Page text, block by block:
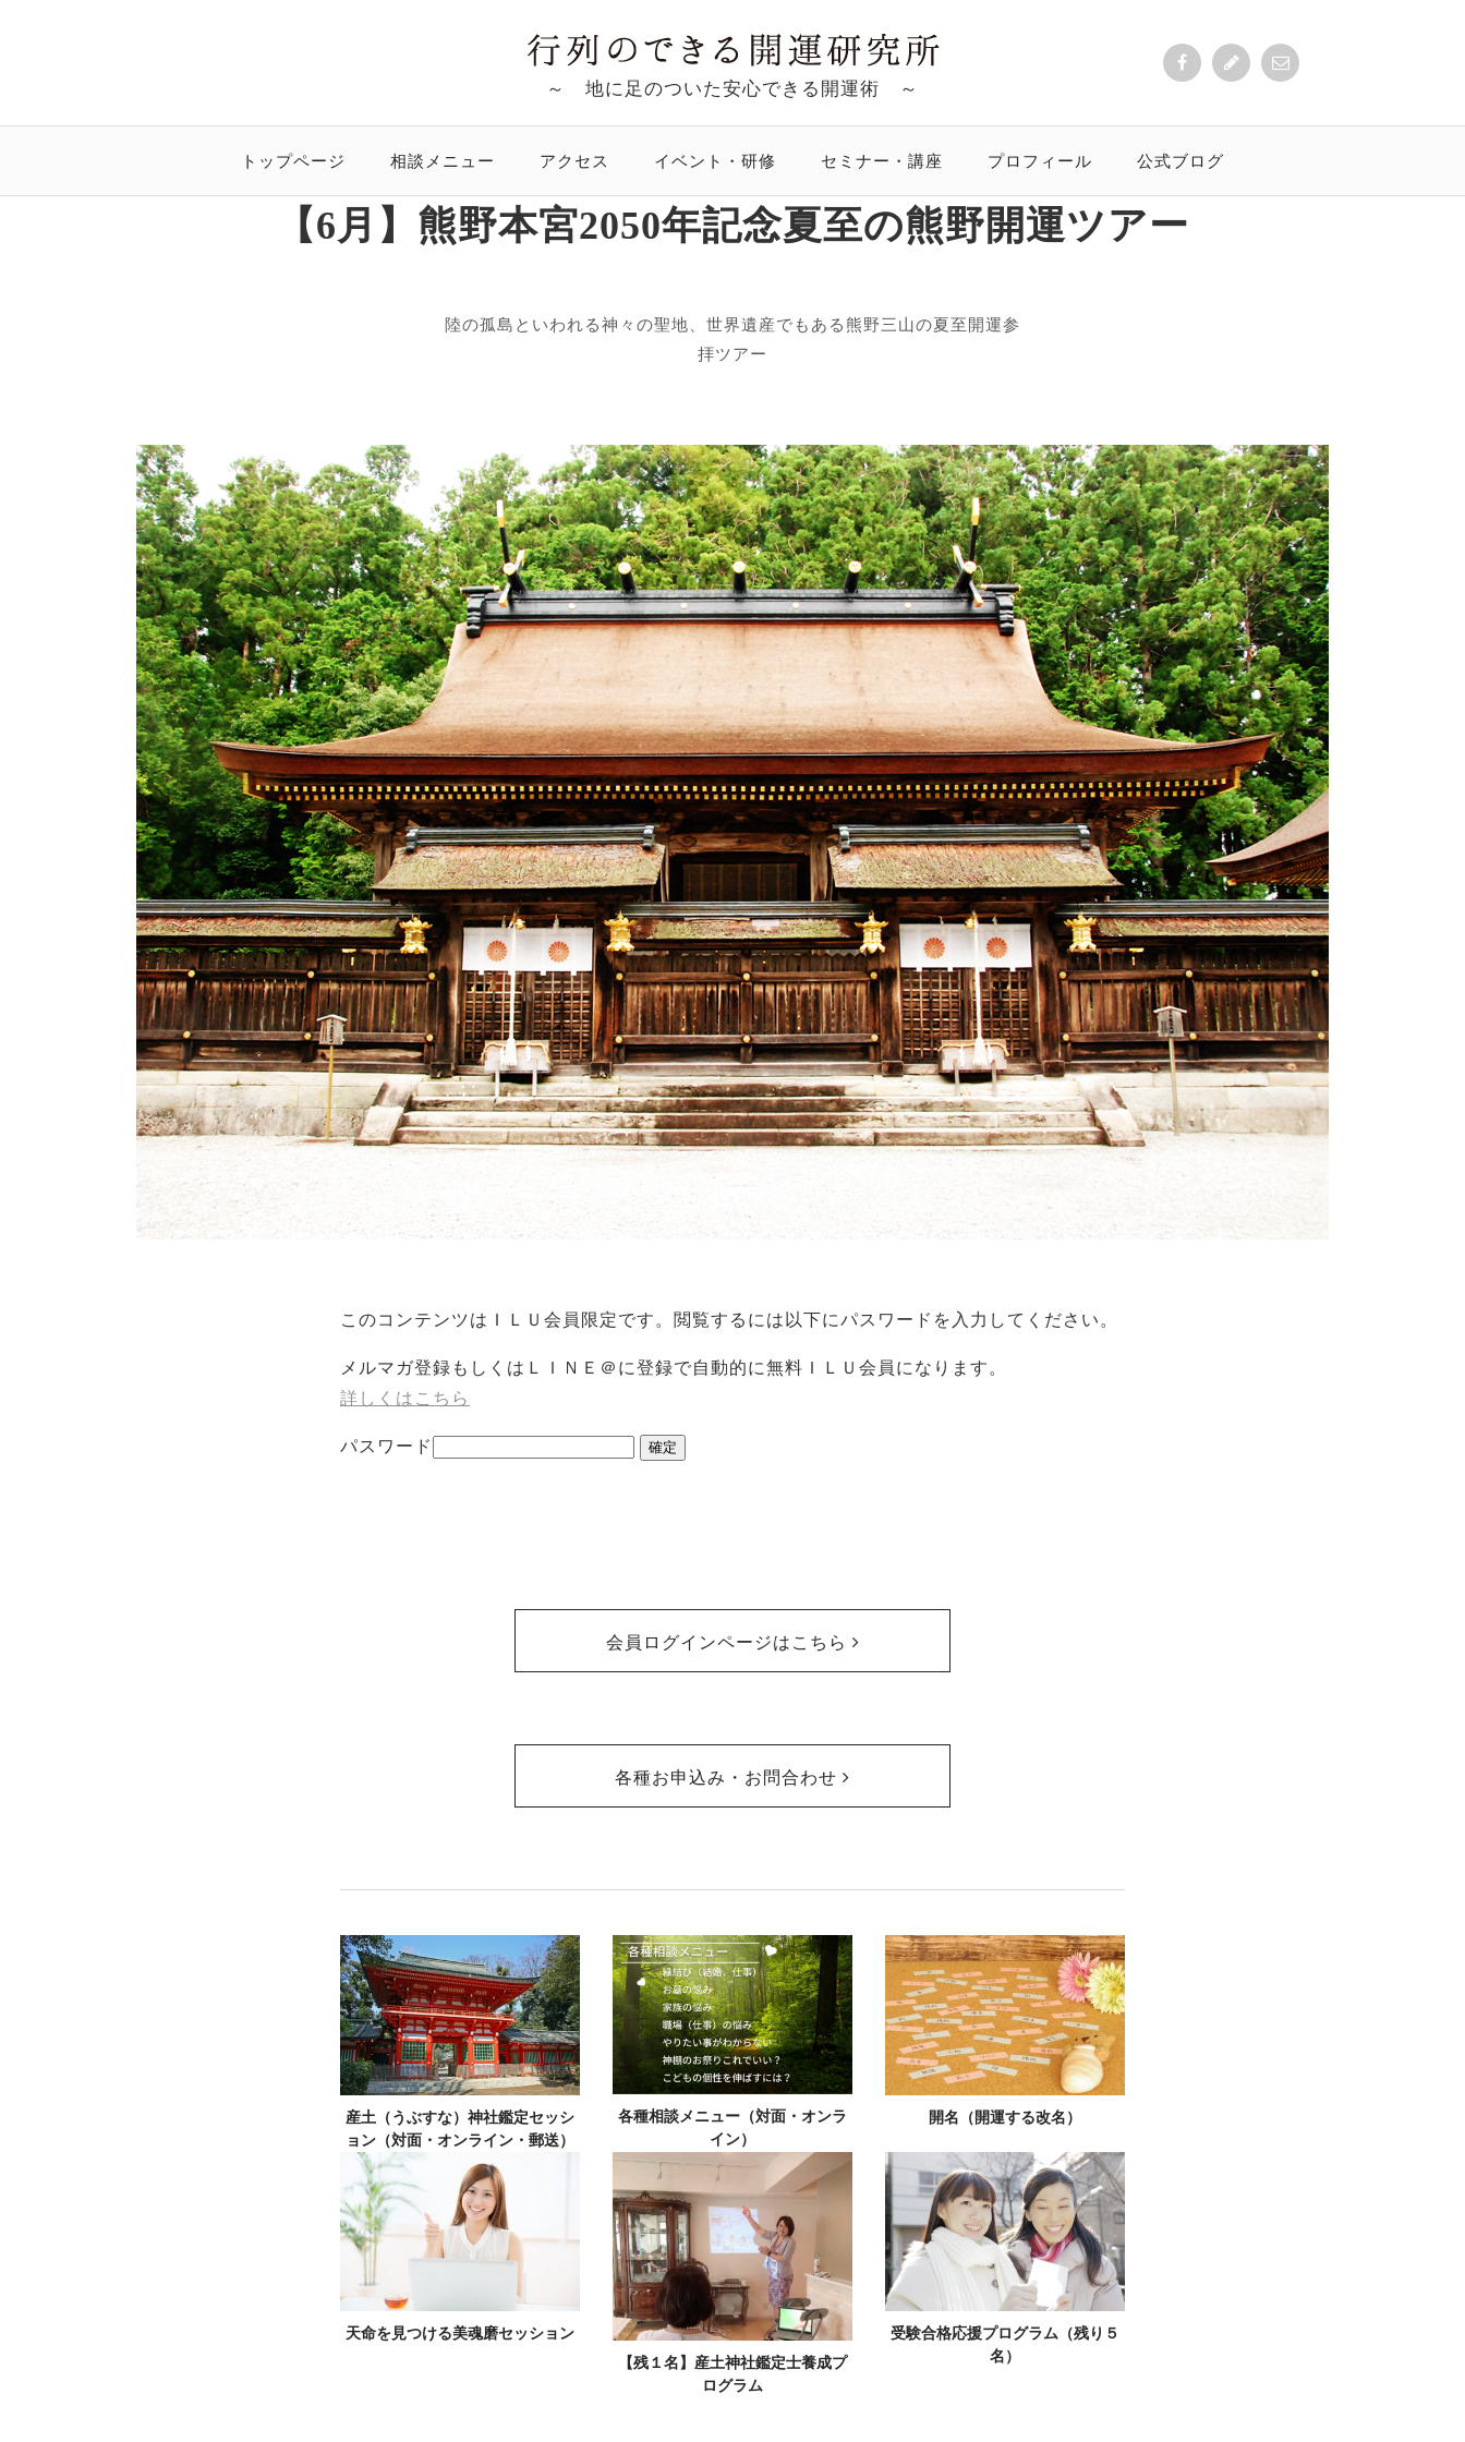
～ 地に足のついた安心できる開運術 ～
トップページ 相談メニュー アクセス イベント・研修 セミナー・講座 プロフィール 公式ブログ
【6月】熊野本宮2050年記念夏至の熊野開運ツアー
陸の孤島といわれる神々の聖地、世界遺産でもある熊野三山の夏至開運参
拝ツアー
このコンテンツはＩＬＵ会員限定です。閲覧するには以下にパスワードを入力してください。
メルマガ登録もしくはＬＩＮＥ＠に登録で自動的に無料ＩＬＵ会員になります。
詳しくはこちら
パスワード
会員ログインページはこちら
各種お申込み・お問合わせ
産土（うぶすな）神社鑑定セッシ
ョン（対面・オンライン・郵送）
各種相談メニュー（対面・オンラ
イン）
開名（開運する改名）
天命を見つける美魂磨セッション
【残１名】産土神社鑑定士養成プ
ログラム
受験合格応援プログラム（残り５
名）